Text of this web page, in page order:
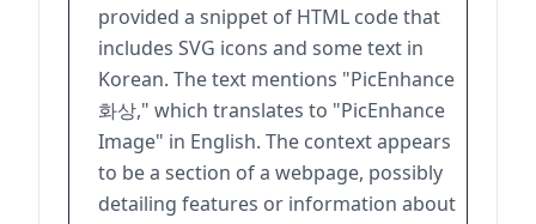
provided a snippet of HTML code that
includes SVG icons and some text in
Korean. The text mentions "PicEnhance
화상," which translates to "PicEnhance
Image" in English. The context appears
to be a section of a webpage, possibly
detailing features or information about